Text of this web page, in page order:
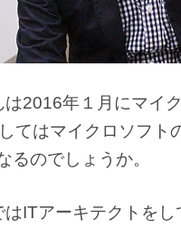
は2016年１月にマイ
てはマイクロソフト
るのでしょうか。
はITアーキテクトを